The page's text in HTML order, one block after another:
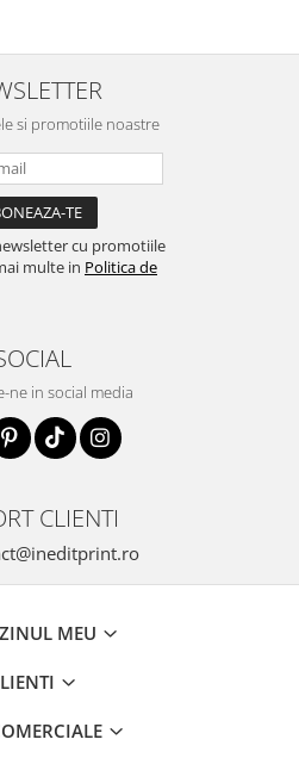
si promotiile noastre
cu promotiile
multe in Politica de
ne in social media
CLIENTI
MEU